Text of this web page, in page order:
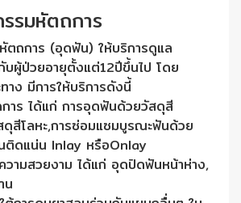
รมหัตถการ
ตถการ (อุดฟัน) ให้บริการดูแล
ผู้ป่วยอายุตั้งแต่12ปีขึ้นไป โดย
าง มีการให้บริการดังนี้
าร ได้แก่ การอุดฟันด้วยวัสดุสี
สีโลหะ,การซ่อมแซมบูรณะฟันด้วย
ติดแน่น Inlay หรือOnlay
วามสวยงาม ได้แก่ อุดปิดฟันหน้าห่าง,
น